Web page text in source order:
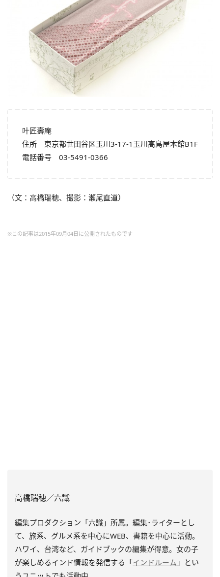
叶匠壽庵
住所 東京都世田谷区玉川3-17-1玉川高島屋本館B1F
電話番号 03-5491-0366
（文：高橋瑞穂、撮影：瀬尾直道）
※この記事は2015年09月04日に公開されたものです
高橋瑞穂／六識
編集プロダクション「六識」所属。編集･ライターとし
て、旅系、グルメ系を中心にWEB、書籍を中心に活動。
ハワイ、台湾など、ガイドブックの編集が得意。女の子
が楽しめるインド情報を発信する「インドルーム 」とい